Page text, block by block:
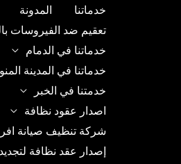
خدماتنا المدونة
تعقيم ضد الفيروسات
خدماتنا في الدمام
خدماتنا في المدينة
خدمتنا في الخبر
اصدار عقود نظافة
شركة تنظيف صيانة
إصدار عقد نظافة